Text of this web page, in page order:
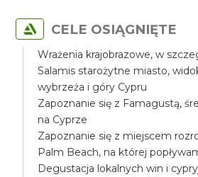
CELE OSIĄGNIĘTE
Wrażenia krajobrazowe, w
Salamis starożytne miasto,
wybrzeża i góry Cypru
Zapoznanie się z Famagustą,
na Cyprze
Zapoznanie się z miejscem
Palm Beach, na której
Degustacja lokalnych win i